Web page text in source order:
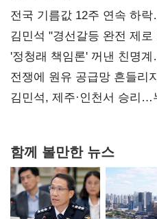
전국 기름값 12주 연속 하
김민석 "경선갈등 완전 제
사과부터"
'정청래 책임론' 꺼낸 친명
때리기
전쟁에 원유 공급망 흔들리
핵심으로 재부상
김민석, 제주·인천서 승리…
함께 볼만한 뉴스